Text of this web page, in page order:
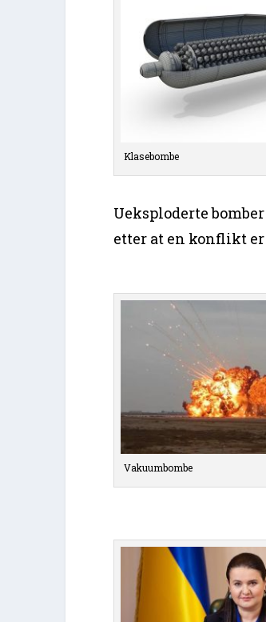
Klasebombe
Ueksploderte
etter at en konflikt
Vakuumbombe